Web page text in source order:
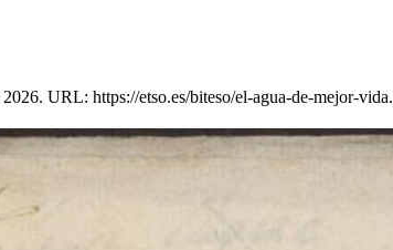
URL: https://etso.es/biteso/el-agua-de-mejor-vida.